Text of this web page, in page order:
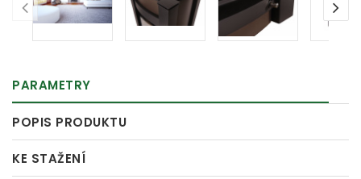
PARAMETRY
POPIS PRODUKTU
KE STAŽENÍ